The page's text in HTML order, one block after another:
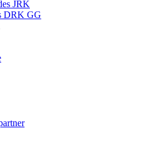
JRK
DRK GG